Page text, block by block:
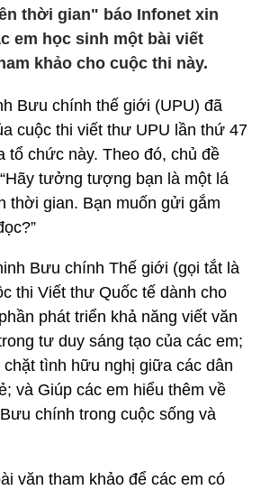
thời gian" báo Infonet xin
em học sinh một bài viết
khảo cho cuộc thi này.
Bưu chính thế giới (UPU) đã
cuộc thi viết thư UPU lần thứ 47
tổ chức này. Theo đó, chủ đề
tưởng tượng bạn là một lá
thời gian. Bạn muốn gửi gắm
Bưu chính Thế giới (gọi tắt là
thi Viết thư Quốc tế dành cho
phát triển khả năng viết văn
tư duy sáng tạo của các em;
tình hữu nghị giữa các dân
và Giúp các em hiểu thêm về
chính trong cuộc sống và
văn tham khảo để các em có